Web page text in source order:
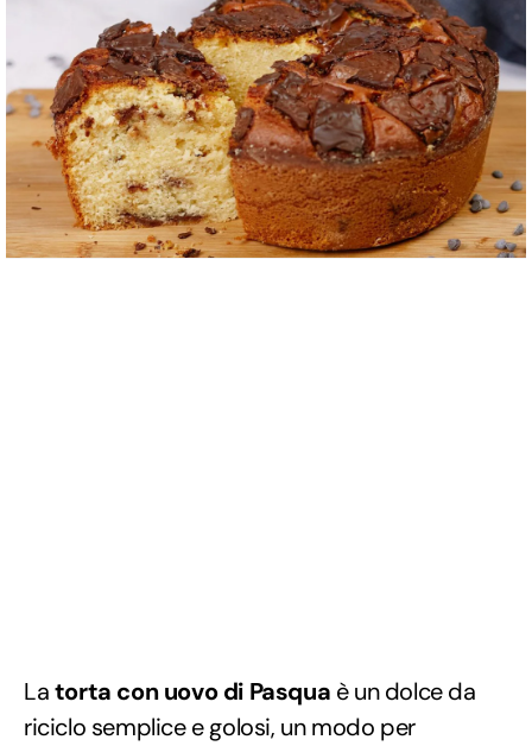
Latorta con uovo di Pasqua è un dolce da
riciclo semplice e golosi, un modo per